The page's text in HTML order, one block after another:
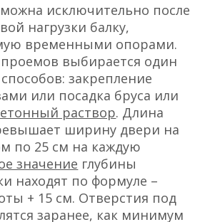
исключительно после
нагрузки балку,
временными опорами.
выбирается один
закрепление
или посадка бруса или
раствор. Длина
ширину двери на
по 25 см на каждую
значение глубины
находят по формуле –
+ 15 см. Отверстия под
заранее, как минимум